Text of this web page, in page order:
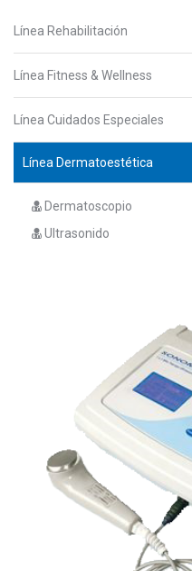
Línea Rehabilitación
Línea Fitness & Wellness
Línea Cuidados Especiales
Línea Dermatoestética
Dermatoscopio
Ultrasonido